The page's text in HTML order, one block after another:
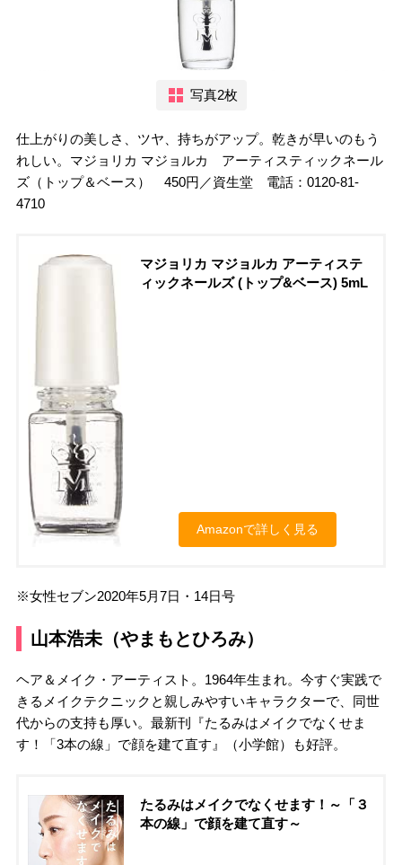
写真2枚
仕上がりの美しさ、ツヤ、持ちがアップ。乾きが早いのもう
れしい。マジョリカ マジョルカ アーティスティックネール
ズ（トップ＆ベース） 450円／資生堂 電話：0120-81-
4710
マジョリカ マジョルカ アーティステ
ィックネールズ (トップ&ベース) 5mL
Amazonで詳しく見る
※女性セブン2020年5月7日・14日号
山本浩未（やまもとひろみ）
ヘア＆メイク・アーティスト。1964年生まれ。今すぐ実践で
きるメイクテクニックと親しみやすいキャラクターで、同世
代からの支持も厚い。最新刊『たるみはメイクでなくせま
す！「3本の線」で顔を建て直す』（小学館）も好評。
たるみはメイクでなくせます！～「３
本の線」で顔を建て直す～